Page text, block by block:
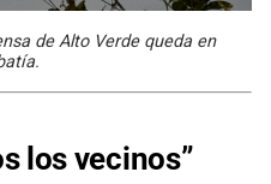
de Alto Verde queda en
los vecinos”